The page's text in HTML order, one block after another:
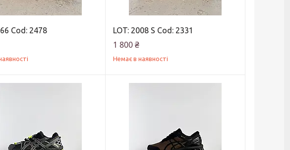
Cod: 2478 LOT: 2008 S Cod: 2331
1 800 ₴
Немає в наявності